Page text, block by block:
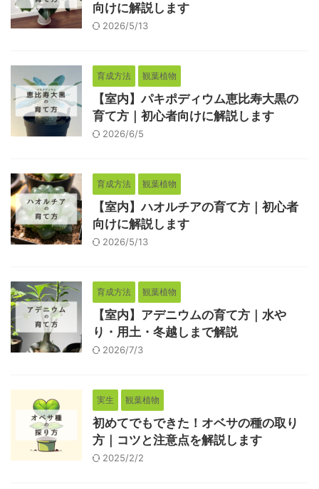
向けに解説します
2026/5/13
育成方法 観葉植物
【室内】パキポディウム恵比寿大黒の
育て方｜初心者向けに解説します
2026/6/5
育成方法 観葉植物
【室内】ハオルチアの育て方｜初心者
向けに解説します
2026/5/13
育成方法 観葉植物
【室内】アデニウムの育て方｜水や
り・用土・冬越しまで解説
2026/7/3
実生 観葉植物
初めてでもできた！オベサの種の取り
方｜コツと注意点を解説します
2025/2/2